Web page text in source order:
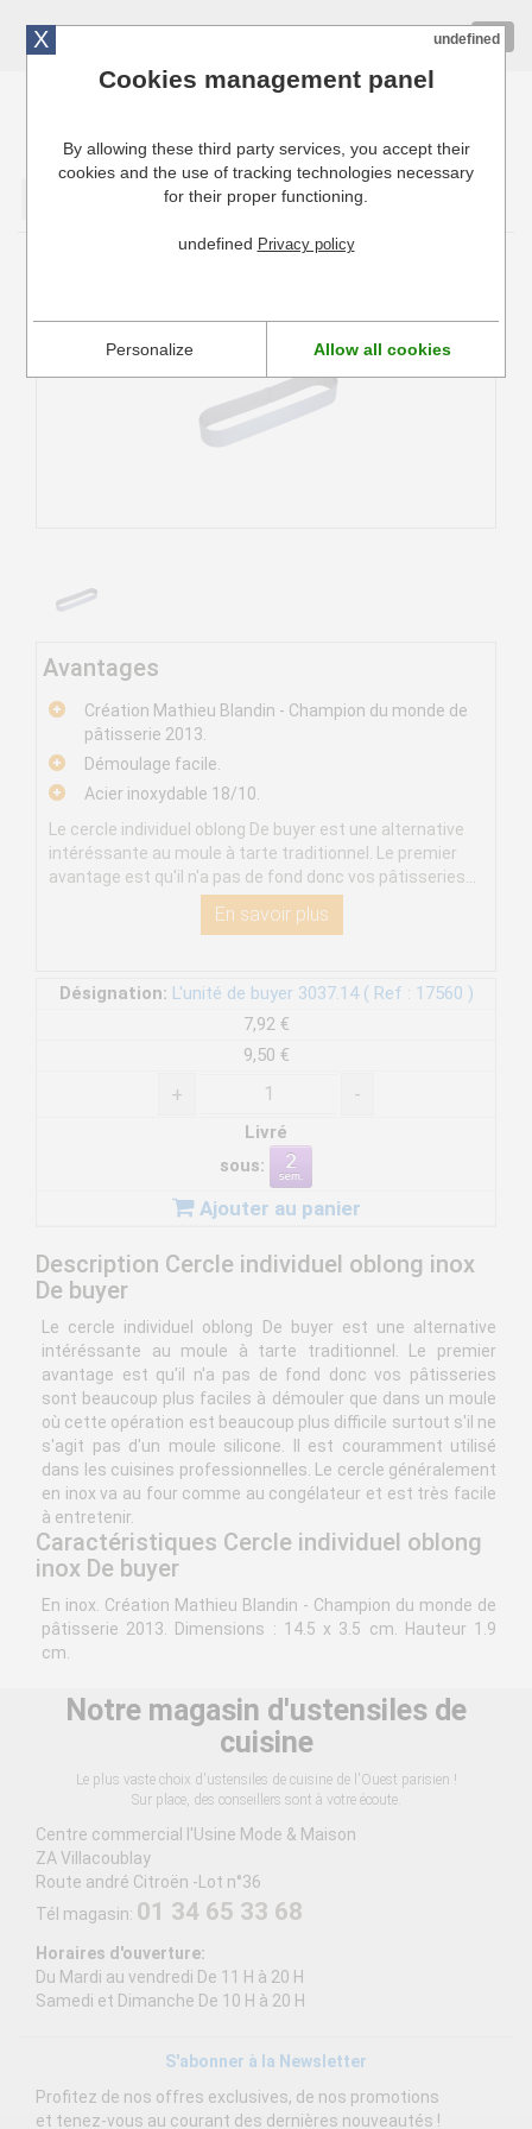
Cuisinresto: Ustensiles de cuisine pour professionnels
Avantages
Création Mathieu Blandin - Champion du monde de
pâtisserie 2013.
Démoulage facile.
Acier inoxydable 18/10.
Le cercle individuel oblong De buyer est une alternative
intéréssante au moule à tarte traditionnel. Le premier
avantage est qu'il n'a pas de fond donc vos pâtisseries...
En savoir plus
Désignation: L'unité de buyer 3037.14 ( Ref : 17560 )
7,92 €
9,50 €
+ -
Livré
sous:
Ajouter au panier
Description Cercle individuel oblong inox
De buyer
Le cercle individuel oblong De buyer est une alternative
intéréssante au moule à tarte traditionnel. Le premier
avantage est qu'il n'a pas de fond donc vos pâtisseries
sont beaucoup plus faciles à démouler que dans un moule
où cette opération est beaucoup plus difficile surtout s'il ne
s'agit pas d'un moule silicone. Il est couramment utilisé
dans les cuisines professionnelles. Le cercle généralement
en inox va au four comme au congélateur et est très facile
à entretenir.
Caractéristiques Cercle individuel oblong
inox De buyer
En inox. Création Mathieu Blandin - Champion du monde de
pâtisserie 2013. Dimensions : 14.5 x 3.5 cm. Hauteur 1.9
cm.
Notre magasin d'ustensiles de
cuisine
Le plus vaste choix d'ustensiles de cuisine de l'Ouest parisien !
Sur place, des conseillers sont à votre écoute.
Centre commercial l'Usine Mode & Maison
ZA Villacoublay
Route andré Citroën -Lot n°36
Tél magasin: 01 34 65 33 68
Horaires d'ouverture:
Du Mardi au vendredi De 11 H à 20 H
Samedi et Dimanche De 10 H à 20 H
S'abonner à la Newsletter
Profitez de nos offres exclusives, de nos promotions
et tenez-vous au courant des dernières nouveautés !
X undefined
Cookies management panel
By allowing these third party services, you accept their
cookies and the use of tracking technologies necessary
for their proper functioning.
undefined Privacy policy
Personalize Allow all cookies